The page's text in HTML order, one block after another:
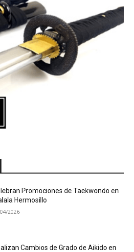
Promociones de Taekwondo en
Hermosillo
2026
Cambios de Grado de Aikido en